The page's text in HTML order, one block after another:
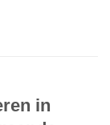
in